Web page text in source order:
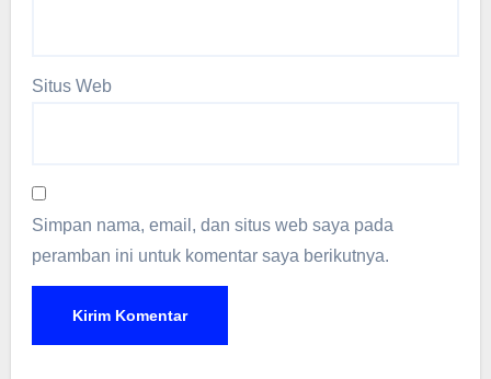
Situs Web
Simpan nama, email, dan situs web saya pada
peramban ini untuk komentar saya berikutnya.